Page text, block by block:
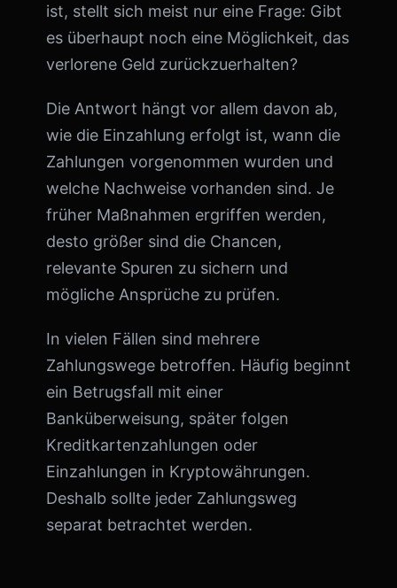
ist, stellt sich meist nur eine Frage: Gibt
es überhaupt noch eine Möglichkeit, das
verlorene Geld zurückzuerhalten?
Die Antwort hängt vor allem davon ab,
wie die Einzahlung erfolgt ist, wann die
Zahlungen vorgenommen wurden und
welche Nachweise vorhanden sind. Je
früher Maßnahmen ergriffen werden,
desto größer sind die Chancen,
relevante Spuren zu sichern und
mögliche Ansprüche zu prüfen.
In vielen Fällen sind mehrere
Zahlungswege betroffen. Häufig beginnt
ein Betrugsfall mit einer
Banküberweisung, später folgen
Kreditkartenzahlungen oder
Einzahlungen in Kryptowährungen.
Deshalb sollte jeder Zahlungsweg
separat betrachtet werden.